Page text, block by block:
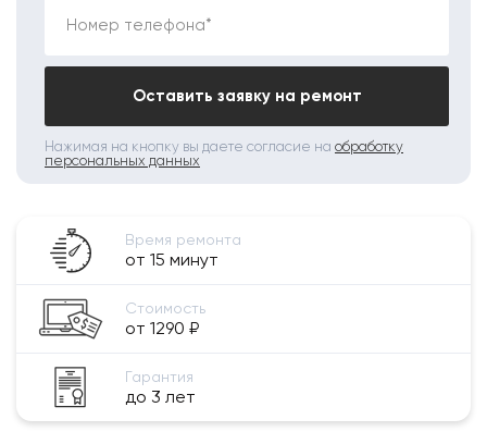
Номер телефона*
Оставить заявку на ремонт
Нажимая на кнопку вы даете согласие на обработку
персональных данных
Время ремонта
от 15 минут
Стоимость
от 1290 ₽
Гарантия
до 3 лет